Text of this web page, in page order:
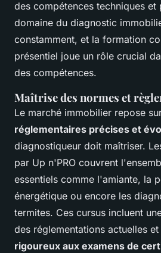
des compétences techniques et
domaine du diagnostic
constamment, et la formation
présentiel joue un rôle crucial
des compétences.
Maîtrise des normes et
Le marché immobilier repose
réglementaires précises et
diagnostiqueur doit maîtriser.
par Up n'PRO couvrent
essentiels comme l'amiante, la
énergétique ou encore les
termites. Ces cursus incluent
des réglementations actuelles et
rigoureux aux examens de